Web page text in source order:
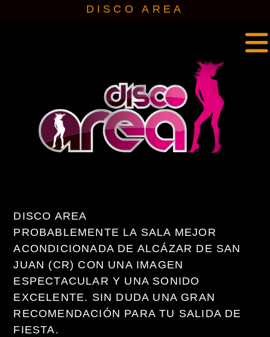
DISCO AREA
DISCO AREA
PROBABLEMENTE LA SALA MEJOR
ACONDICIONADA DE ALCÁZAR DE SAN
JUAN (CR) CON UNA IMAGEN
ESPECTACULAR Y UNA SONIDO
EXCELENTE. SIN DUDA UNA GRAN
RECOMENDACIÓN PARA TU SALIDA DE
FIESTA.